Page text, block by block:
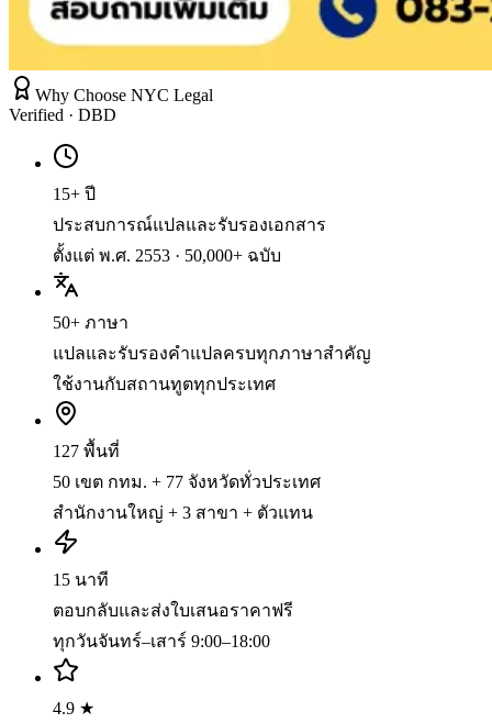
Why Choose NYC Legal
Verified · DBD
15+ ปี
ประสบการณ์แปลและรับรองเอกสาร
ตั้งแต่ พ.ศ. 2553 · 50,000+ ฉบับ
50+ ภาษา
แปลและรับรองคำแปลครบทุกภาษาสำคัญ
ใช้งานกับสถานทูตทุกประเทศ
127 พื้นที่
50 เขต กทม. + 77 จังหวัดทั่วประเทศ
สำนักงานใหญ่ + 3 สาขา + ตัวแทน
15 นาที
ตอบกลับและส่งใบเสนอราคาฟรี
ทุกวันจันทร์–เสาร์ 9:00–18:00
4.9 ★